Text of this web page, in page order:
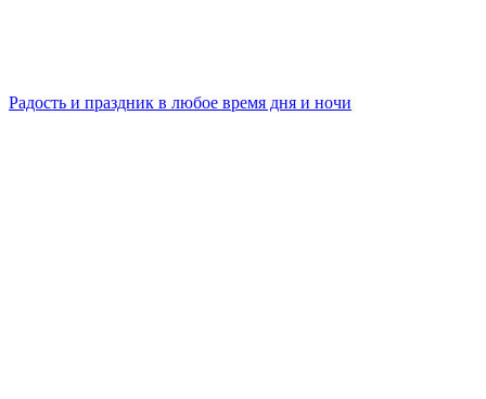
Радость и праздник в любое время дня и ночи